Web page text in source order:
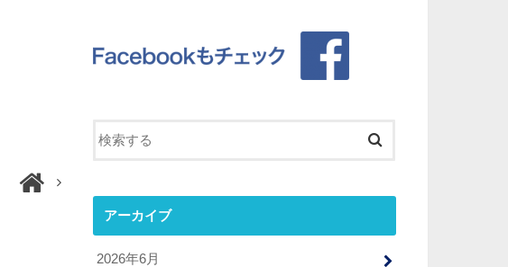
アーカイブ
2026年6月